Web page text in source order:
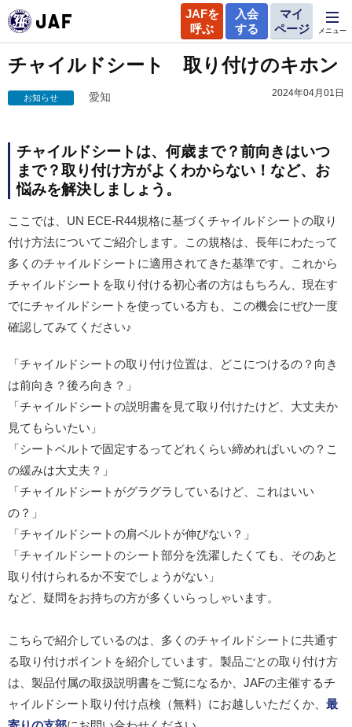
JAFを
呼ぶ
入会
する
マイ
ページ
メニュー
チャイルドシート 取り付けのキホン
お知らせ 愛知 2024年04月01日
チャイルドシートは、何歳まで？前向きはいつ
まで？取り付け方がよくわからない！など、お
悩みを解決しましょう。
ここでは、UN ECE-R44規格に基づくチャイルドシートの取り
付け方法についてご紹介します。この規格は、長年にわたって
多くのチャイルドシートに適用されてきた基準です。これから
チャイルドシートを取り付ける初心者の方はもちろん、現在す
でにチャイルドシートを使っている方も、この機会にぜひ一度
確認してみてください♪
「チャイルドシートの取り付け位置は、どこにつけるの？向き
は前向き？後ろ向き？」
「チャイルドシートの説明書を見て取り付けたけど、大丈夫か
見てもらいたい」
「シートベルトで固定するってどれくらい締めればいいの？こ
の緩みは大丈夫？」
「チャイルドシートがグラグラしているけど、これはいい
の？」
「チャイルドシートの肩ベルトが伸びない？」
「チャイルドシートのシート部分を洗濯したくても、そのあと
取り付けられるか不安でしょうがない」
など、疑問をお持ちの方が多くいらっしゃいます。
こちらで紹介しているのは、 多くのチャイルドシートに共通す
る取り付けポイントを紹介しています。製品ごとの取り付け方
は、製品付属の取扱説明書をご覧になるか、JAFの主催するチ
ャイルドシート取り付け点検（無料）にお越しいただくか、 最